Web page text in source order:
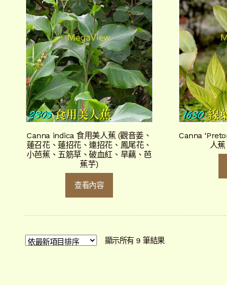
Canna indica 食用美人蕉 (觀音姜、
蓮召花、蓮招花、連招花、鳳尾花、
小芭蕉、五筋草、破血紅、旱藕、芭
蕉芋)
查看內容
Canna
人
顯示所有 9 筆結果依